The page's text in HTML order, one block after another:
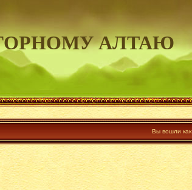
АЛТАЮ
Вы вошли как